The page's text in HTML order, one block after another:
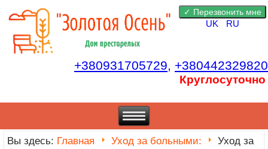
UK RU
+380931705729, +380442329820
Круглосуточно
Вы здесь: Главная Уход за больными:
Уход за